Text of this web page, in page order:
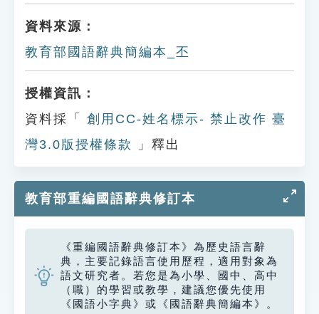
資料來源：
教育部國語辭典簡編本_丕
授權資訊：
資料採「
創用CC-姓名標示- 禁止改作 臺
灣3.0版授權條款
」釋出
教育部重編國語辭典修訂本
《重編國語辭典修訂本》為歷史語言辭
典，主要記錄語言使用歷程，適用對象為
語文研究者。若您是為小學、國中、高中
（職）的學習或教學，建議您優先使用
《國語小字典》或《國語辭典簡編本》。